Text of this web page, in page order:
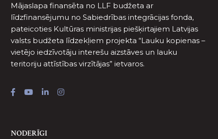
Mājaslapa finansēta no LLF budžeta ar
līdzfinansējumu no Sabiedrības integrācijas fonda,
pateicoties Kultūras ministrijas piešķirtajiem Latvijas
valsts budžeta līdzekļiem projekta “Lauku kopienas –
vietējo iedzīvotāju interešu aizstāves un lauku
teritoriju attīstības virzītājas” ietvaros.
NODERĪGI